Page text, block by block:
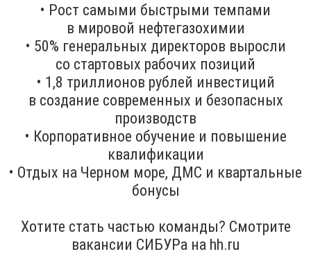
• Рост самыми быстрыми темпами
в мировой нефтегазохимии
• 50% генеральных директоров выросли
со стартовых рабочих позиций
• 1,8 триллионов рублей инвестиций
в создание современных и безопасных
производств
• Корпоративное обучение и повышение
квалификации
• Отдых на Черном море, ДМС и квартальные
бонусы
Хотите стать частью команды? Смотрите
вакансии СИБУРа на hh.ru